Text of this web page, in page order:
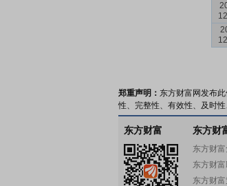
郑重声明： 东方财富网发布
性、完整性、有效性、及时
东方财富 东方财
东方财
东方财富
东方财